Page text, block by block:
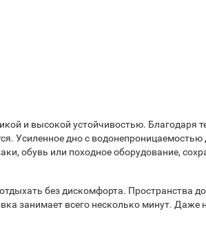
и высокой устойчивостью. Благодаря
Усиленное дно с
обувь или походное оборудование,
без дискомфорта. Пространства
занимает всего несколько минут.